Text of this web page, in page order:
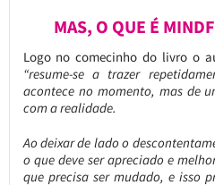
MAS, O QUE É
Logo no comecinho do livro o
“resume-se a trazer
acontece no momento, mas de
com a realidade.
Ao deixar de lado o
o que deve ser apreciado e
que precisa ser mudado, e isso